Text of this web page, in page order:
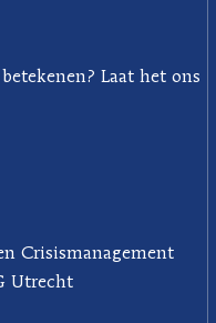
Laat het ons
Crisismanagement
Utrecht